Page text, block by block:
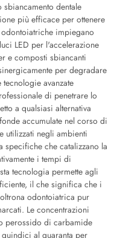
dentale
più efficace per ottenere
impiegano
LED per l'accelerazione
e composti sbiancanti
per degradare
avanzate
di penetrare lo
a qualsiasi alternativa
accumulate nel corso di
utilizzati negli ambienti
specifiche che catalizzano la
i tempi di
tecnologia permette agli
il che significa che i
odontoiatrica pur
Le concentrazioni
perossido di carbamide
al quaranta per